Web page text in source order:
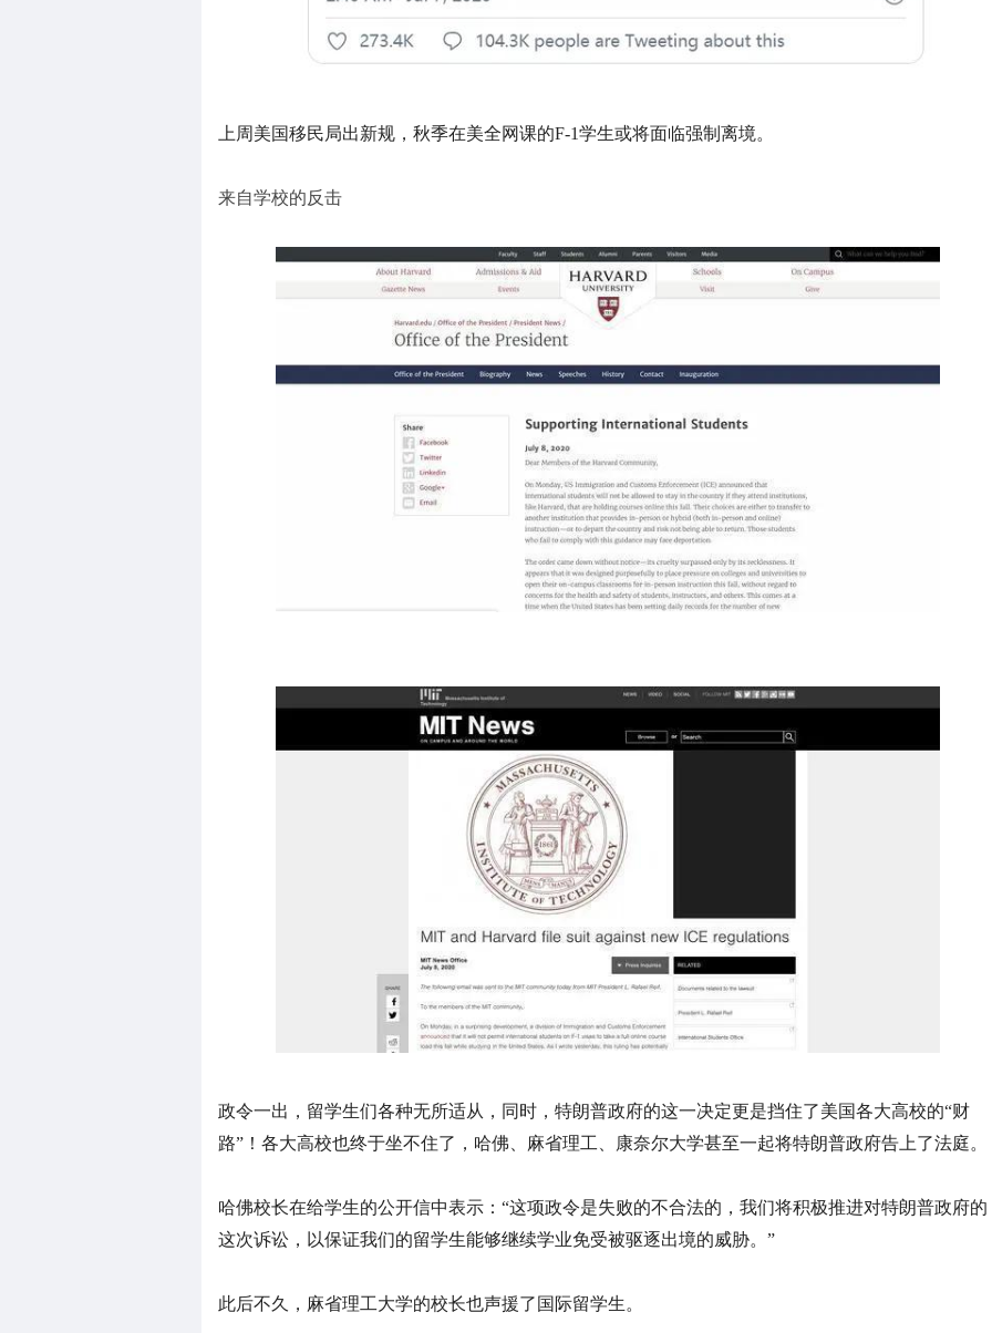
上周美国移民局出新规，秋季在美全网课的F-1学生或将面临强制离境。
来自学校的反击
政令一出，留学生们各种无所适从，同时，特朗普政府的这一决定更是挡住了美国各大高校的“财
路”！各大高校也终于坐不住了，哈佛、麻省理工、康奈尔大学甚至一起将特朗普政府告上了法庭。
哈佛校长在给学生的公开信中表示：“这项政令是失败的不合法的，我们将积极推进对特朗普政府的
这次诉讼，以保证我们的留学生能够继续学业免受被驱逐出境的威胁。”
此后不久，麻省理工大学的校长也声援了国际留学生。